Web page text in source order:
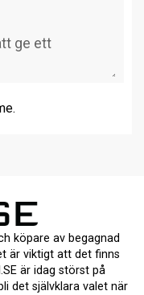
köpare av begagnad
är viktigt att det finns
är idag störst på
det självklara valet när